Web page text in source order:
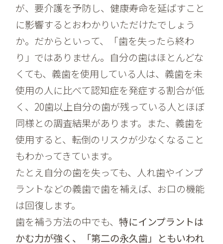
が、要介護を予防し、健康寿命を延ばすこと
に影響するとおわかりいただけたでしょう
か。だからといって、「歯を失ったら終わ
り」ではありません。自分の歯はほとんどな
くても、義歯を使用している人は、義歯を未
使用の人に比べて認知症を発症する割合が低
く、20歯以上自分の歯が残っている人とほぼ
同様との調査結果があります。また、義歯を
使用すると、転倒のリスクが少なくなること
もわかってきています。
たとえ自分の歯を失っても、人れ歯やインプ
ラントなどの義歯で歯を補えば、お口の機能
は回復します。
歯を補う方法の中でも、特にインプラントは
かむ力が強く、「第二の永久歯」ともいわれ